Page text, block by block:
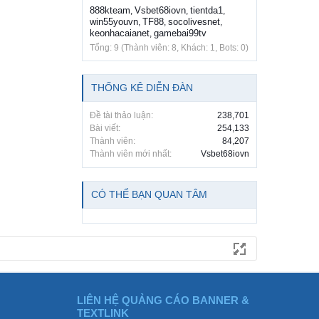
888kteam, Vsbet68iovn, tientda1,
win55youvn, TF88, socolivesnet,
keonhacaianet, gamebai99tv
Tổng: 9 (Thành viên: 8, Khách: 1, Bots: 0)
THỐNG KÊ DIỄN ĐÀN
Đề tài thảo luận:
238,701
Bài viết:
254,133
Thành viên:
84,207
Thành viên mới nhất:
Vsbet68iovn
CÓ THỂ BẠN QUAN TÂM
LIÊN HỆ QUẢNG CÁO BANNER &
TEXTLINK